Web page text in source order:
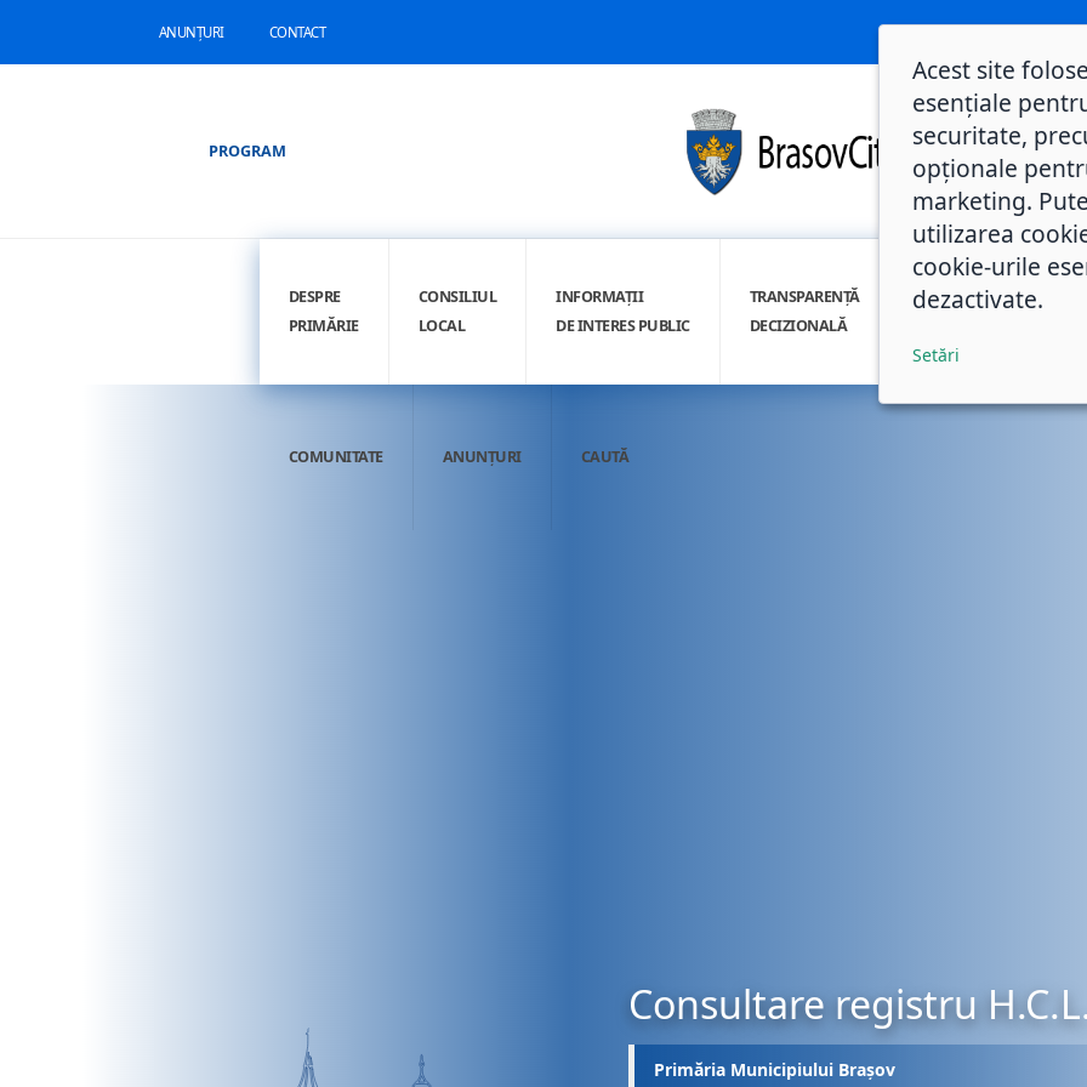
ANUNȚURI CONTACT
PROGRAM
DESPRE
PRIMĂRIE
CONSILIUL
LOCAL
INFORMAȚII
DE INTERES PUBLIC
TRANSPARENȚĂ
DECIZIONALĂ
INTEGRITATE
COMUNITATE ANUNȚURI CAUTĂ
Consultare registru
Primăria Municipiului Brașov
Acest site
esențiale
securitate,
opționale
marketing.
utilizarea
cookie-urile
dezactivate.
Setări